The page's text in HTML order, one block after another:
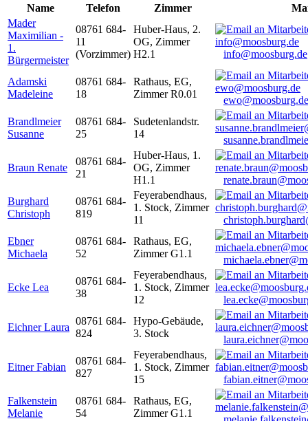
Name
Telefon Zimmer
Mader
Maximilian -
1.
Bürgermeister
08761 684-
11
(Vorzimmer)
Huber-Haus, 2.
OG, Zimmer
H2.1
info@moosburg.de
Adamski
Madeleine
08761 684-
18
Rathaus, EG,
Zimmer R0.01
ewo@moosburg.de
Brandlmeier
Susanne
08761 684-
25
Sudetenlandstr.
14
Braun Renate
08761 684-
21
Huber-Haus, 1.
OG, Zimmer
H1.1
Burghard
Christoph
08761 684-
819
Feyerabendhaus,
1. Stock, Zimmer
11
Ebner
Michaela
08761 684-
52
Rathaus, EG,
Zimmer G1.1
Ecke Lea
08761 684-
38
Feyerabendhaus,
1. Stock, Zimmer
12
Eichner Laura
08761 684-
824
Hypo-Gebäude,
3. Stock
Eitner Fabian
08761 684-
827
Feyerabendhaus,
1. Stock, Zimmer
15
Falkenstein
Melanie
08761 684-
54
Rathaus, EG,
Zimmer G1.1